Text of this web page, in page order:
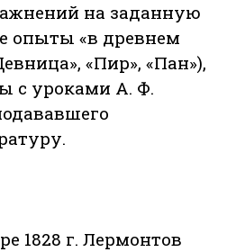
на заданную
опыты «в древнем
«Пир», «Пан»),
с уроками А. Ф.
1828 г. Лермонтов